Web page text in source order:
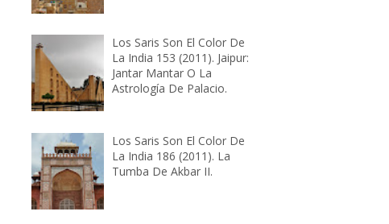
Los Saris Son El Color De
La India 153 (2011). Jaipur:
Jantar Mantar O La
Astrología De Palacio.
Los Saris Son El Color De
La India 186 (2011). La
Tumba De Akbar II.